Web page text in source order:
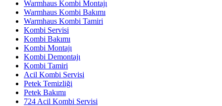
Warmhaus Kombi Montajı
Warmhaus Kombi Bakımı
Warmhaus Kombi Tamiri
Kombi Servisi
Kombi Bakımı
Kombi Montajı
Kombi Demontajı
Kombi Tamiri
Acil Kombi Servisi
Petek Temizliği
Petek Bakımı
724 Acil Kombi Servisi